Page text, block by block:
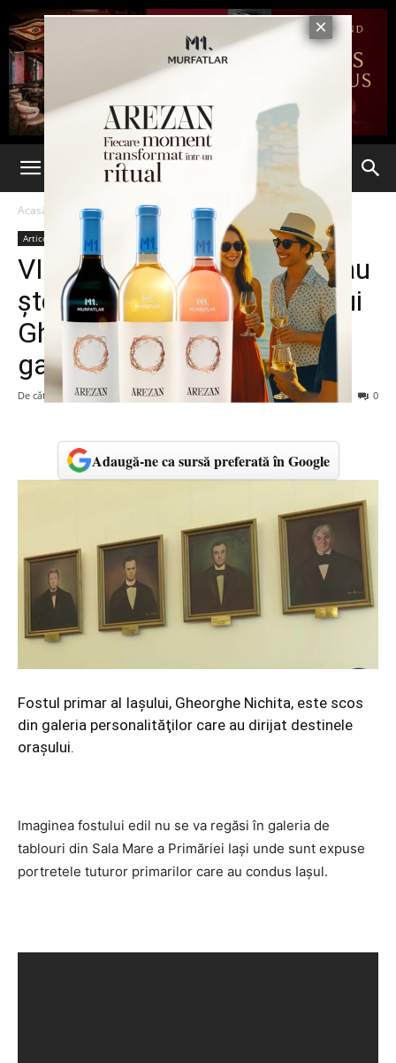
Acasă Articole
Articole
VIDEO. Amanta şi şpaga l-au
şters din istorie. Portretul lui
Gheorghe Nichita, scos din
galeria primarilor din Iaşi
De către 29 martie 2016 0
Adaugă-ne ca sursă preferată în Google
Fostul primar al Iaşului, Gheorghe Nichita, este scos
din galeria personalităţilor care au dirijat destinele
oraşului.
Imaginea fostului edil nu se va regăsi în galeria de
tablouri din Sala Mare a Primăriei Iaşi unde sunt expuse
portretele tuturor primarilor care au condus Iaşul.